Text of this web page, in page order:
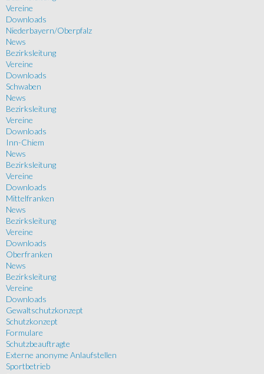
Vereine
Downloads
Niederbayern/Oberpfalz
News
Bezirksleitung
Vereine
Downloads
Schwaben
News
Bezirksleitung
Vereine
Downloads
Inn-Chiem
News
Bezirksleitung
Vereine
Downloads
Mittelfranken
News
Bezirksleitung
Vereine
Downloads
Oberfranken
News
Bezirksleitung
Vereine
Downloads
Gewaltschutzkonzept
Schutzkonzept
Formulare
Schutzbeauftragte
Externe anonyme Anlaufstellen
Sportbetrieb